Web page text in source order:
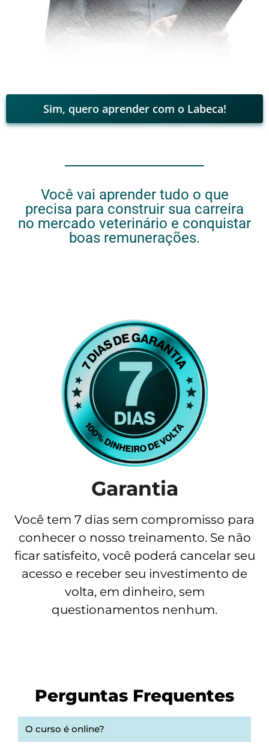
Sim, quero aprender com o Labeca!
Você vai aprender tudo o que
precisa para construir sua carreira
no mercado veterinário e conquistar
boas remunerações.
Garantia
Você tem 7 dias sem compromisso para
conhecer o nosso treinamento. Se não
ficar satisfeito, você poderá cancelar seu
acesso e receber seu investimento de
volta, em dinheiro, sem
questionamentos nenhum.
Perguntas Frequentes
O curso é online?